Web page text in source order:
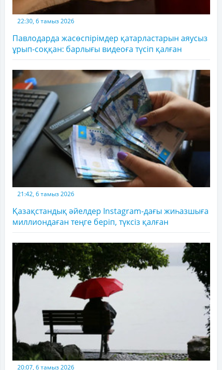
22:30, 6 тамыз 2026
Павлодарда жасөспірімдер қатарластарын аяусыз
ұрып-соққан: барлығы видеоға түсіп қалған
21:42, 6 тамыз 2026
Қазақстандық әйелдер Instagram-дағы жиһазшыға
миллиондаған теңге беріп, түксіз қалған
20:07, 6 тамыз 2026